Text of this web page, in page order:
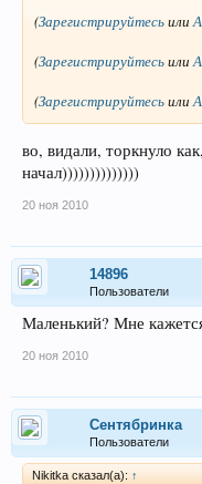
(Зарегистрируйтесьили
(Зарегистрируйтесьили
(Зарегистрируйтесьили
во, видали, торкнуло
начал))))))))))))))
20 ноя 2010
14896
Пользователи
Маленький? Мне
20 ноя 2010
Сентябринка
Пользователи
Nikitka сказал(а): ↑